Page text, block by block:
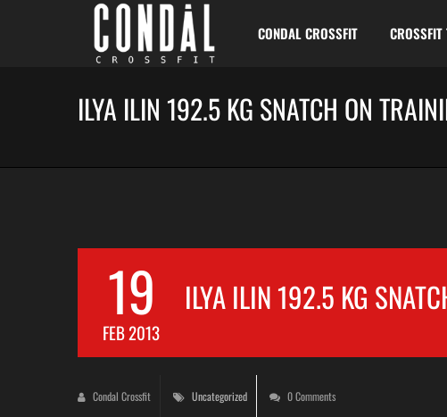
CONDAL CROSSFIT CROSSFIT
ILYA ILIN 192.5 KG SNATCH ON
19
FEB 2013
ILYA ILIN 192.5 KG
Condal Crossfit Uncategorized 0 Comments